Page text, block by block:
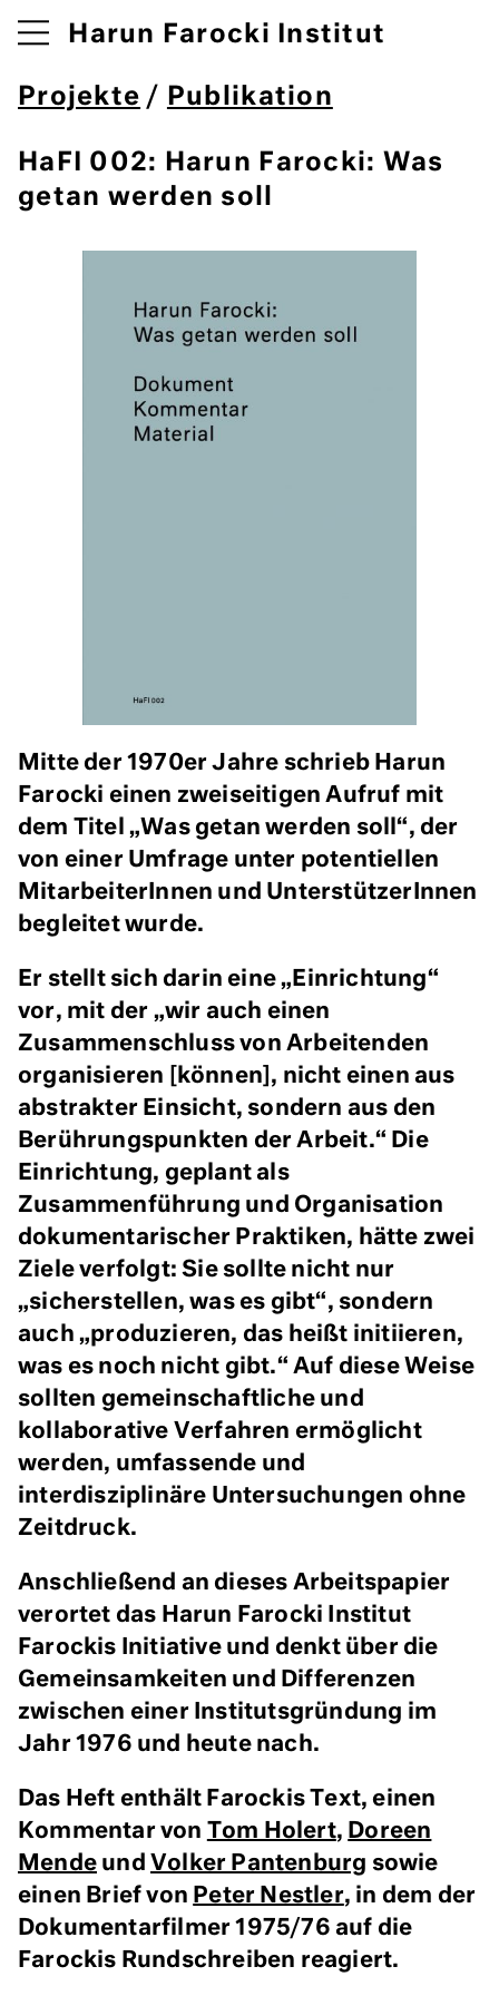
Harun Farocki Institut
Projekte / Publikation
HaFI 002: Harun Farocki: Was
getan werden soll
Mitte der 1970er Jahre schrieb Harun
Farocki einen zweiseitigen Aufruf mit
dem Titel „Was getan werden soll“, der
von einer Umfrage unter potentiellen
MitarbeiterInnen und UnterstützerInnen
begleitet wurde.
Er stellt sich darin eine „Einrichtung“
vor, mit der „wir auch einen
Zusammenschluss von Arbeitenden
organisieren [können], nicht einen aus
abstrakter Einsicht, sondern aus den
Berührungspunkten der Arbeit.“ Die
Einrichtung, geplant als
Zusammenführung und Organisation
dokumentarischer Praktiken, hätte zwei
Ziele verfolgt: Sie sollte nicht nur
„sicherstellen, was es gibt“, sondern
auch „produzieren, das heißt initiieren,
was es noch nicht gibt.“ Auf diese Weise
sollten gemeinschaftliche und
kollaborative Verfahren ermöglicht
werden, umfassende und
interdisziplinäre Untersuchungen ohne
Zeitdruck.
Anschließend an dieses Arbeitspapier
verortet das Harun Farocki Institut
Farockis Initiative und denkt über die
Gemeinsamkeiten und Differenzen
zwischen einer Institutsgründung im
Jahr 1976 und heute nach.
Das Heft enthält Farockis Text, einen
Kommentar von Tom Holert, Doreen
Mende und Volker Pantenburg sowie
einen Brief von Peter Nestler, in dem der
Dokumentarfilmer 1975/76 auf die
Farockis Rundschreiben reagiert.